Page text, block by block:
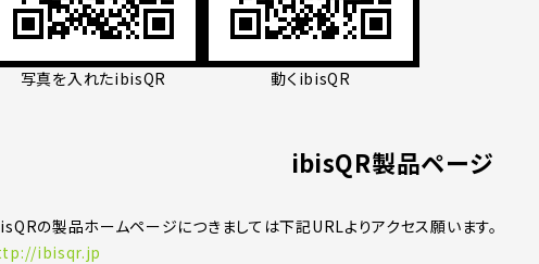
写真を入れたibisQR 動くibisQR
ibisQR製品ページ
の製品ホームページにつきましては下記URLよりアクセス願います。
ibisqr.jp